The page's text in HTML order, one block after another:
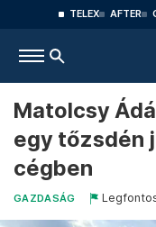
TELEX AFTER
Matolcsy
egy tőzsdén
cégben
GAZDASÁG